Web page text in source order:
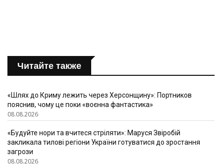
Читайте также
«Шлях до Криму лежить через Херсонщину»: Портников
пояснив, чому це поки «воєнна фантастика»
08.08.2026
«Будуйте нори та вчитеся стріляти»: Маруся Звіробій
закликала тилові регіони України готуватися до зростання
загрози
08.08.2026